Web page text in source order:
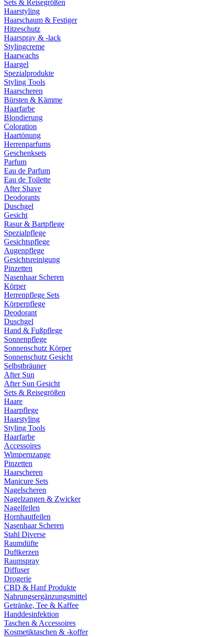
Sets & Reisegrößen
Haarstyling
Haarschaum & Festiger
Hitzeschutz
Haarspray & -lack
Stylingcreme
Haarwachs
Haargel
Spezialprodukte
Styling Tools
Haarscheren
Bürsten & Kämme
Haarfarbe
Blondierung
Coloration
Haartönung
Herrenparfums
Geschenksets
Parfum
Eau de Parfum
Eau de Toilette
After Shave
Deodorants
Duschgel
Gesicht
Rasur & Bartpflege
Spezialpflege
Gesichtspflege
Augenpflege
Gesichtsreinigung
Pinzetten
Nasenhaar Scheren
Körper
Herrenpflege Sets
Körperpflege
Deodorant
Duschgel
Hand & Fußpflege
Sonnenpflege
Sonnenschutz Körper
Sonnenschutz Gesicht
Selbstbräuner
After Sun
After Sun Gesicht
Sets & Reisegrößen
Haare
Haarpflege
Haarstyling
Styling Tools
Haarfarbe
Accessoires
Wimpernzange
Pinzetten
Haarscheren
Manicure Sets
Nagelscheren
Nagelzangen & Zwicker
Nagelfeilen
Hornhautfeilen
Nasenhaar Scheren
Stahl Diverse
Raumdüfte
Duftkerzen
Raumspray
Diffuser
Drogerie
CBD & Hanf Produkte
Nahrungsergänzungsmittel
Getränke, Tee & Kaffee
Handdesinfektion
Taschen & Accessoires
Kosmetiktaschen & -koffer